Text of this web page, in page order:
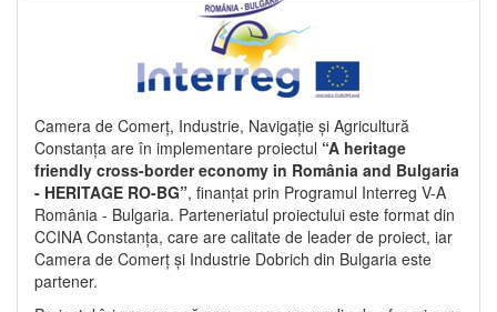
Camera de Comerț, Industrie, Navigație și Agricultură
Constanța are în implementare proiectul “A heritage
friendly cross-border economy in România and Bulgaria
- HERITAGE RO-BG”, finanțat prin Programul Interreg V-A
România - Bulgaria. Parteneriatul proiectului este format din
CCINA Constanța, care are calitate de leader de proiect, iar
Camera de Comerț și Industrie Dobrich din Bulgaria este
partener.